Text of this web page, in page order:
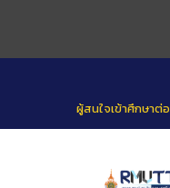
ผู้สนใจเข้าศึกษาต่อ